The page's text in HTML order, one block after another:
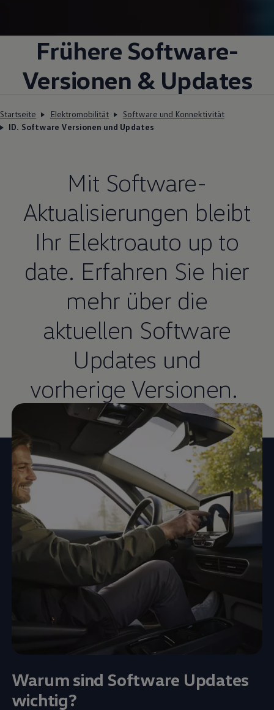
Frühere Software-
Versionen & Updates
Startseite Elektromobilität
Software und Konnektivität
ID. Software Versionen und Updates
Mit Software-
Aktualisierungen bleibt
Ihr Elektroauto up to
date. Erfahren Sie hier
mehr über die
aktuellen Software
Updates und
vorherige Versionen.
Warum sind Software Updates
wichtig?